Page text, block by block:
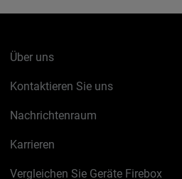
Über uns
Kontaktieren Sie uns
Nachrichtenraum
Karrieren
Vergleichen Sie Geräte Firebox